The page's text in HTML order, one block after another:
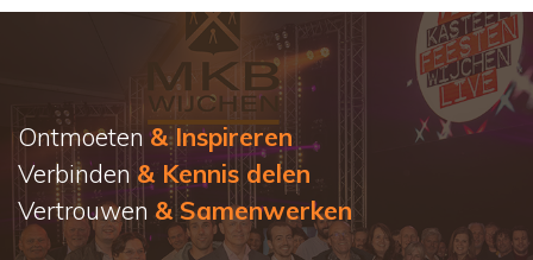
Ontmoeten & Inspireren
Verbinden & Kennis delen
Vertrouwen & Samenwerken